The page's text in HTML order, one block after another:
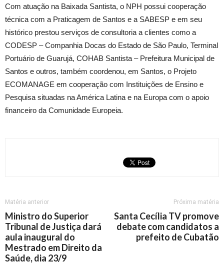
Com atuação na Baixada Santista, o NPH possui cooperação
técnica com a Praticagem de Santos e a SABESP e em seu
histórico prestou serviços de consultoria a clientes como a
CODESP – Companhia Docas do Estado de São Paulo, Terminal
Portuário de Guarujá, COHAB Santista – Prefeitura Municipal de
Santos e outros, também coordenou, em Santos, o Projeto
ECOMANAGE em cooperação com Instituições de Ensino e
Pesquisa situadas na América Latina e na Europa com o apoio
financeiro da Comunidade Europeia.
Matéria anterior
Ministro do Superior
Tribunal de Justiça dará
aula inaugural do
Mestrado em Direito da
Saúde, dia 23/9
Próxima matéria
Santa Cecília TV promove
debate com candidatos a
prefeito de Cubatão